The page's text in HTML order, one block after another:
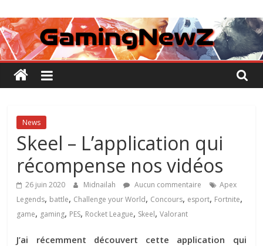
au
contenu
GamingNewZ
Tests
et
Actu
des
vidéo
News
Skeel – L’application qui
récompense nos vidéos
26 juin 2020 Midnailah Aucun commentaire
Apex
Legends, battle, Challenge your World, Concours, esport, Fortnite,
game, gaming, PES, Rocket League, Skeel,Valorant
J’ai récemment découvert cette application qui